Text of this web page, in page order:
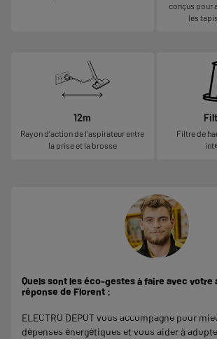
conçus pour
les
12m
Rayon d’action de l’aspirateur entre
la prise et la brosse
Filtre de
Quels sont les éco-gestes à faire avec votre
réponse de Florent :
ELECTRO DEPOT vous accompagne pour
dépenses énergétiques et vous aider à